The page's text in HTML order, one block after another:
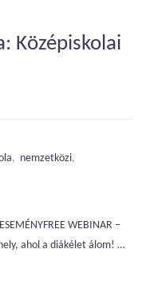
Középiskolai
, nemzetközi,
WEBINAR –
ahol a diákélet álom! …